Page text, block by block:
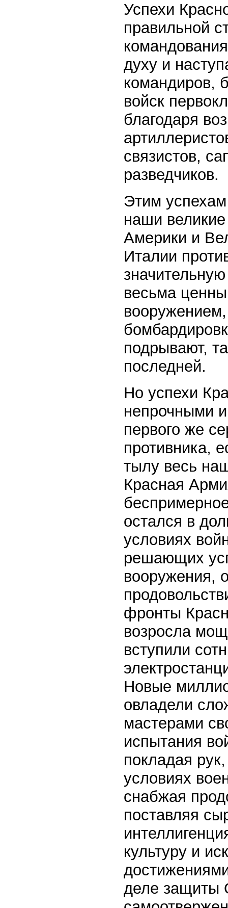
Успехи
правильной
духу и
командиров,
войск
благодаря
связистов,
разведчиков.
Этим
наши
Америки и
Италии
весьма
подрывают,
последней.
Но успехи
непрочными
первого же
противника,
тылу весь
Красная
остался в
условиях
решающих
вооружения,
фронты
возросла
вступили
Новые
овладели
мастерами
испытания
покладая
условиях
снабжая
поставляя
культуру и
деле защиты